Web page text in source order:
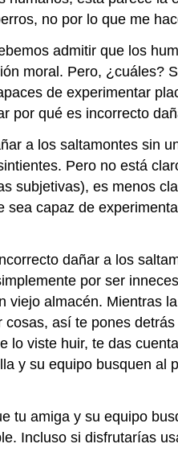
no por lo que me
admitir que los
moral. Pero, ¿cuáles?
de experimentar
por qué es incorrecto
a los saltamontes sin
Pero no está
subjetivas), es menos
capaz de
dañar a los
por ser
almacén. Mientras
así te pones
viste huir, te das
y su equipo busquen
tu amiga y su equipo
Incluso si disfrutarías